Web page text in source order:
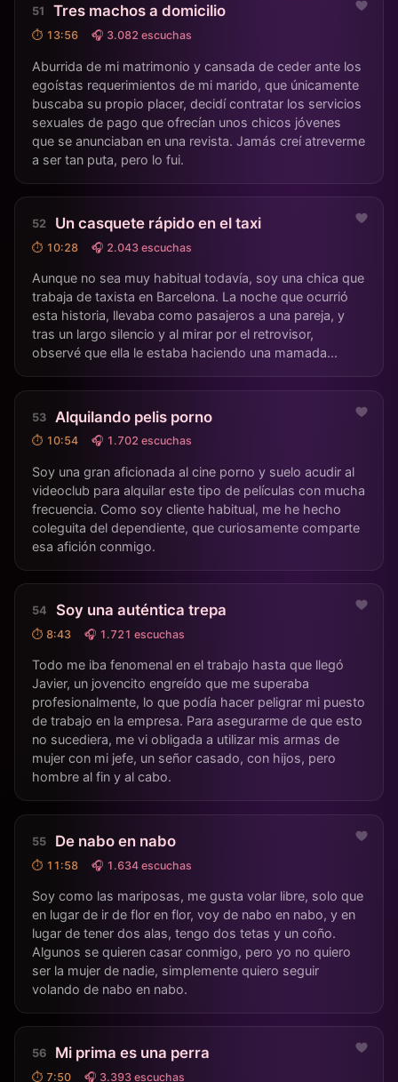
Tres machos a domicilio
⏱ 13:56 🎧 3.082 escuchas
Aburrida de mi matrimonio y cansada de ceder ante los
egoístas requerimientos de mi marido, que únicamente
buscaba su propio placer, decidí contratar los servicios
sexuales de pago que ofrecían unos chicos jóvenes
que se anunciaban en una revista. Jamás creí atreverme
a ser tan puta, pero lo fui.
Un casquete rápido en el taxi
⏱ 10:28 🎧 2.043 escuchas
Aunque no sea muy habitual todavía, soy una chica que
trabaja de taxista en Barcelona. La noche que ocurrió
esta historia, llevaba como pasajeros a una pareja, y
tras un largo silencio y al mirar por el retrovisor,
observé que ella le estaba haciendo una mamada...
Alquilando pelis porno
⏱ 10:54 🎧 1.702 escuchas
Soy una gran aficionada al cine porno y suelo acudir al
videoclub para alquilar este tipo de películas con mucha
frecuencia. Como soy cliente habitual, me he hecho
coleguita del dependiente, que curiosamente comparte
esa afición conmigo.
Soy una auténtica trepa
⏱ 8:43 🎧 1.721 escuchas
Todo me iba fenomenal en el trabajo hasta que llegó
Javier, un jovencito engreído que me superaba
profesionalmente, lo que podía hacer peligrar mi puesto
de trabajo en la empresa. Para asegurarme de que esto
no sucediera, me vi obligada a utilizar mis armas de
mujer con mi jefe, un señor casado, con hijos, pero
hombre al fin y al cabo.
De nabo en nabo
⏱ 11:58 🎧 1.634 escuchas
Soy como las mariposas, me gusta volar libre, solo que
en lugar de ir de flor en flor, voy de nabo en nabo, y en
lugar de tener dos alas, tengo dos tetas y un coño.
Algunos se quieren casar conmigo, pero yo no quiero
ser la mujer de nadie, simplemente quiero seguir
volando de nabo en nabo.
Mi prima es una perra
⏱ 7:50 🎧 3.393 escuchas